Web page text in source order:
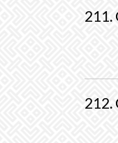
211.
212.